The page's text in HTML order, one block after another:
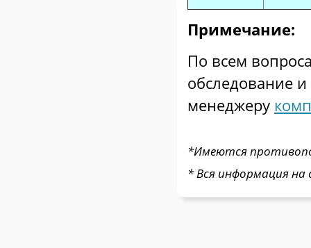
Примечание:
По всем
обследование
менеджеру
*Имеются
* Вся информация на